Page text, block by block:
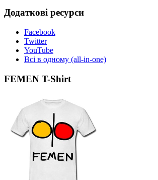
Додаткові ресурси
Facebook
Twitter
YouTube
Всі в одному (all-in-one)
FEMEN T-Shirt